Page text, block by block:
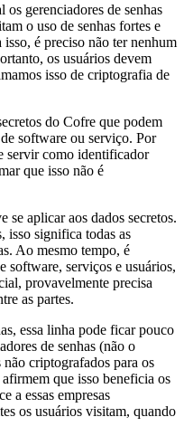
os gerenciadores de senhas
o uso de senhas fortes e
isso, é preciso não ter nenhum
os usuários devem
isso de criptografia de
do Cofre que podem
software ou serviço. Por
servir como identificador
que isso não é
aplicar aos dados secretos.
isso significa todas as
Ao mesmo tempo, é
software, serviços e usuários,
provavelmente precisa
as partes.
essa linha pode ficar pouco
de senhas (não o
criptografados para os
que isso beneficia os
a essas empresas
os usuários visitam, quando